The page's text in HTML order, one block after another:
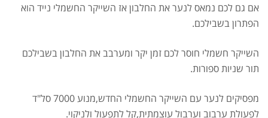
אם גם לכם נמאס לנער את החלבון אז השייקר החשמלי נייד הוא
הפתרון בשבילכם.
השייקר חשמלי חוסר לכם זמן יקר ומערבב את החלבון בשבילכם
תור שניות ספורות.
מפסיקים לנער עם השייקר החשמלי החדש,מנוע 7000 סל"ד
לפעולת ערבוב וערבול עוצמתית,קל לתפעול ולניקוי.